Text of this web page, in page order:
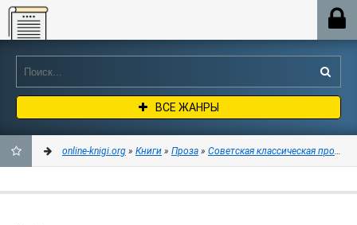
Online-knigi.org
ВСЕ ЖАНРЫ
online-knigi.org » Книги » Проза » Советская классическая проза